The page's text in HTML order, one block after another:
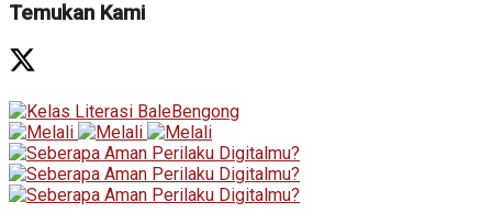
Temukan Kami